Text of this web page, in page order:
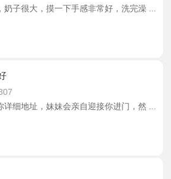
奶子很大，摸一下手感非常好，洗完澡 ...
细地址，妹妹会亲自迎接你进门，然 ...